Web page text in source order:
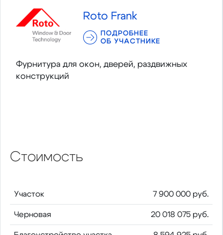
Roto Frank
ПОДРОБНЕЕ
ОБ УЧАСТНИКЕ
Фурнитура для окон, дверей, раздвижных
конструкций
Стоимость
Участок 7 900 000 руб.
Черновая 20 018 075 руб.